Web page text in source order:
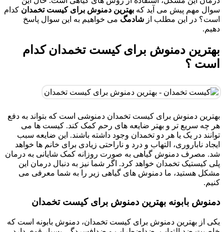
سوال مهم پیش می آید که بهترین دمنوش برای کیست تخمدان کدام
است؟ در این مطلب از شادمگ می خواهیم به این سوال پاسخ
دهیم.
بهترین دمنوش برای کیست تخمدان کدام
است ؟
بهترین دمنوش برای کیست تخمدان دمنوشی است که بتواند به دفع
هر چه سریع تر و بهتر ضایعه های رحم کمک کند. کیست ها می
توانند در یک یا هر دو تخمدان وجود داشته باشند. این ضایعه سبب
ایجاد ناباروری، التهاب و درد و ناراحتی زیادی برای خانم ها خواهد
شد. مصرف دمنوش گیاهی به صورت روزانه کمک شایانی به درمان
پلی کیستیک تخمدان خواهد کرد. اگر شما نیز به دنبال درمان این
مشکل هستید، ما دمنوش های گیاهی زیر را به شما معرفی می
کنیم.
دمنوش بابونه بهترین دمنوش برای کیست تخمدان
یکی از بهترین دمنوش برای کیست تخمدان، دمنوش بابونه است که